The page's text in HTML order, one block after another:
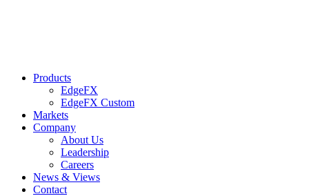
Products
EdgeFX
EdgeFX Custom
Markets
Company
About Us
Leadership
Careers
News & Views
Contact